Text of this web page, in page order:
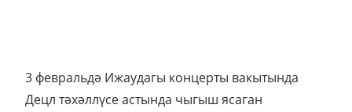
3 февральдә Ижаудагы концерты вакытында
Децл тәхәллүсе астында чыгыш ясаган